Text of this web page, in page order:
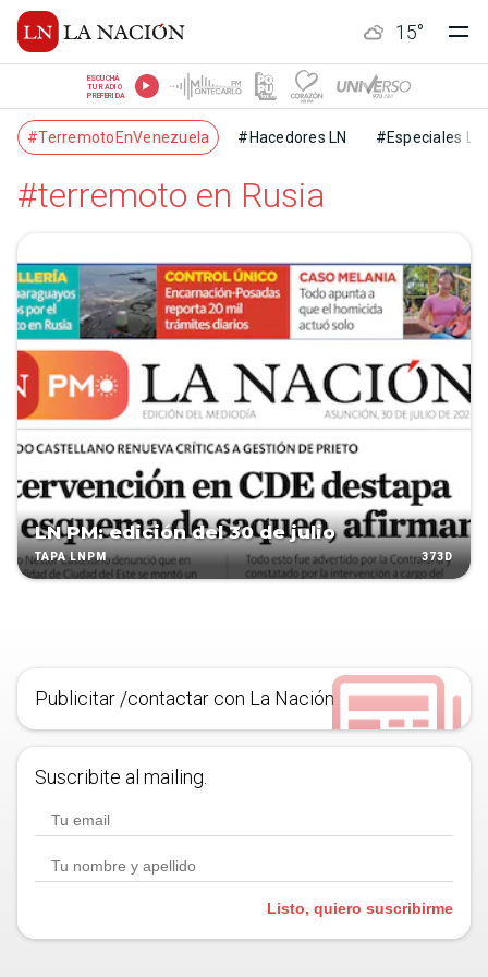
15°
ESCUCHÁ
TU RADIO
PREFERIDA
#TerremotoEnVenezuela #Hacedores LN #Especiales LN
#terremoto en Rusia
LN PM: edición del 30 de julio
TAPA LNPM 373D
Publicitar /contactar con La Nación
Suscribite al mailing.
Listo, quiero suscribirme